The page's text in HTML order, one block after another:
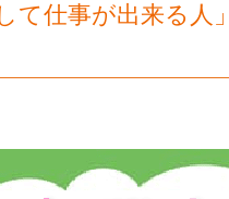
て仕事が出来る人